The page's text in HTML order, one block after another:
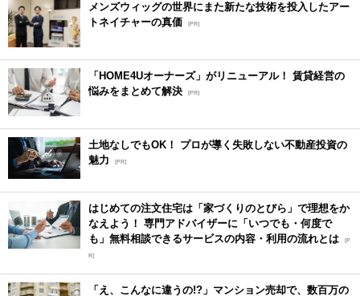
メンズウィッグの世界にまた新たな技術を投入したアー
トネイチャーの真価 [PR]
「HOME4Uオーナーズ」がリニューアル！ 賃貸経営の
悩みをまとめて解決 [PR]
土地なしでもOK！ プロが導く失敗しない不動産投資の
魅力
[PR]
はじめての注文住宅は「家づくりのとびら」で理想をか
なえよう！ 専門アドバイザーに「いつでも・何度で
も」無料相談できるサービスの内容・利用の流れとは [P
R]
「え、こんなに違うの!?」マンション売却で、数百万の